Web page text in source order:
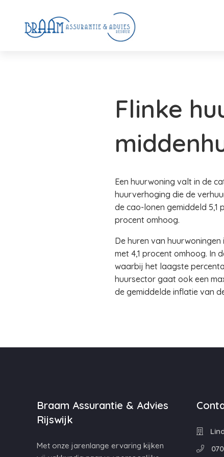
Flinke
Een huurwoning valt in de
huurverhoging die de
de cao-lonen gemiddeld 5,1
procent omhoog.
De huren van
met 4,1 procent omhoog. In
waarbij het laagste
huursector gaat ook een
de gemiddelde inflatie van
Braam Assurantie & Advies
Rijswijk
Met onze jarenlange ervaring kijken